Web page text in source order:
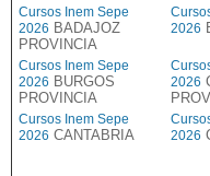
Cursos Inem Sepe
2026 BADAJOZ
PROVINCIA
2026
Cursos Inem Sepe
2026 BURGOS
PROVINCIA
2026
Cursos Inem Sepe
2026 CANTABRIA
2026